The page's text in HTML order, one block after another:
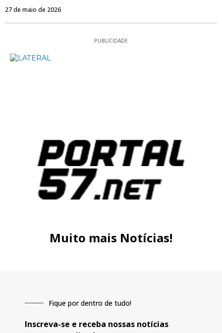
27 de maio de 2026
PUBLICIDADE
Muito mais Notícias!
Fique por dentro de tudo!
Inscreva-se e receba nossas notícias